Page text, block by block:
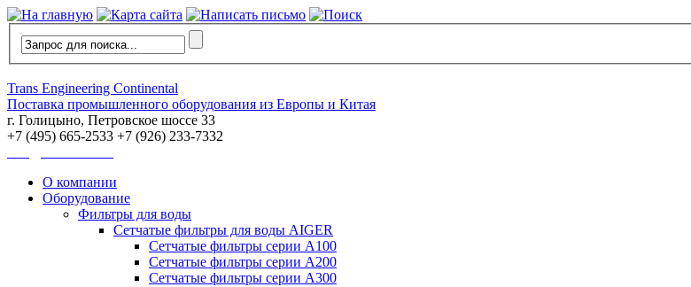
Trans Engineering Continental
Поставка промышленного оборудования из Европы и Китая
г. Голицыно, Петровское шоссе 33
+7 (495) 665-2533 +7 (926) 233-7332
О компании
Оборудование
Фильтры для воды
Сетчатые фильтры для воды AIGER
Сетчатые фильтры серии А100
Сетчатые фильтры серии А200
Сетчатые фильтры серии А300